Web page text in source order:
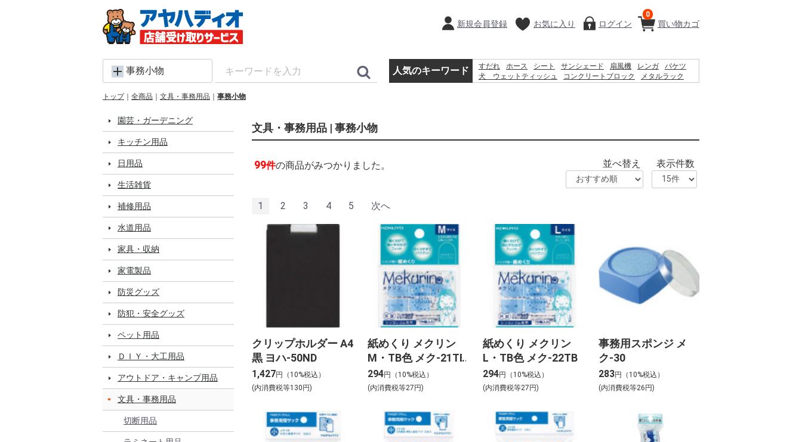
買い物カゴ
0
新規会員登録 お気に入り ログイン
事務小物 人気のキーワード すだれ ホース シート サンシェード 扇風機 レンガ
バケツ
犬 ウェットティッシュ
コンクリートブロック
メタルラック
トップ 全商品 文具・事務用品 事務小物
園芸・ガーデニング
キッチン用品
日用品
生活雑貨
補修用品
水道用品
家具・収納
家電製品
防災グッズ
防犯・安全グッズ
ペット用品
ＤＩＹ・大工用品
アウトドア・キャンプ用品
文具・事務用品
切断用品
文具・事務用品 | 事務小物
99件の商品がみつかりました。 並べ替え 表示件数
1 2 3 4 5 次へ
クリップホルダー A4
黒 ヨハ-50ND
1,427円（10%税込）
(内消費税等130円)
紙めくり メクリン
M・TB色 メク-21TB
294円（10%税込）
(内消費税等27円)
紙めくり メクリン
L・TB色 メク-22TB
294円（10%税込）
(内消費税等27円)
事務用スポンジ メ
ク-30
283円（10%税込）
(内消費税等26円)